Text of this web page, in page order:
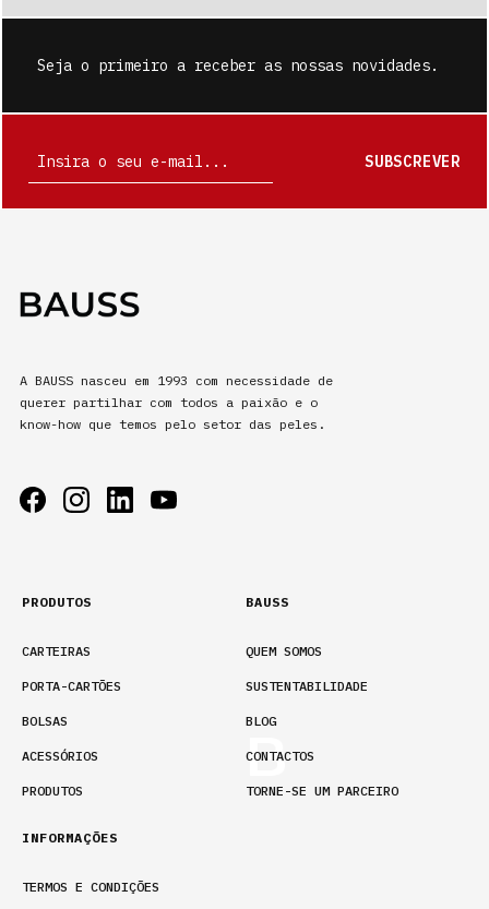
Seja o primeiro a receber as nossas novidades.
SUBSCREVER
A BAUSS nasceu em 1993 com necessidade de
querer partilhar com todos a paixão e o
know-how que temos pelo setor das peles.
PRODUTOS
CARTEIRAS
PORTA-CARTÕES
BOLSAS
ACESSÓRIOS
PRODUTOS
BAUSS
QUEM SOMOS
SUSTENTABILIDADE
BLOG
CONTACTOS
TORNE-SE UM PARCEIRO
INFORMAÇÕES
TERMOS E CONDIÇÕES